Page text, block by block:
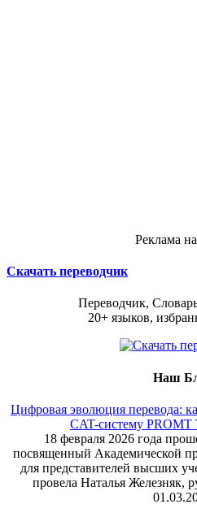
Реклама
Скачать переводчик
Переводчик,
20+ языков,
Наш
Цифровая эволюция перевода:
CAT-систему PROMT
18 февраля 2026 года
посвященный Академической
для представителей высших
провела Наталья Железняк,